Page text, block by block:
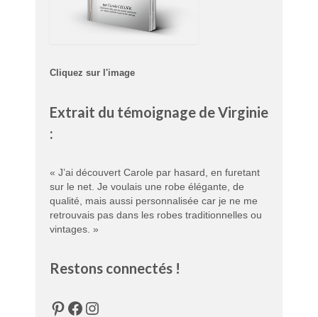
Cliquez sur l'image
Extrait du témoignage de Virginie
:
« J’ai découvert Carole par hasard, en furetant
sur le net. Je voulais une robe élégante, de
qualité, mais aussi personnalisée car je ne me
retrouvais pas dans les robes traditionnelles ou
vintages. »
Restons connectés !
Pinterest
Facebook
Instagram